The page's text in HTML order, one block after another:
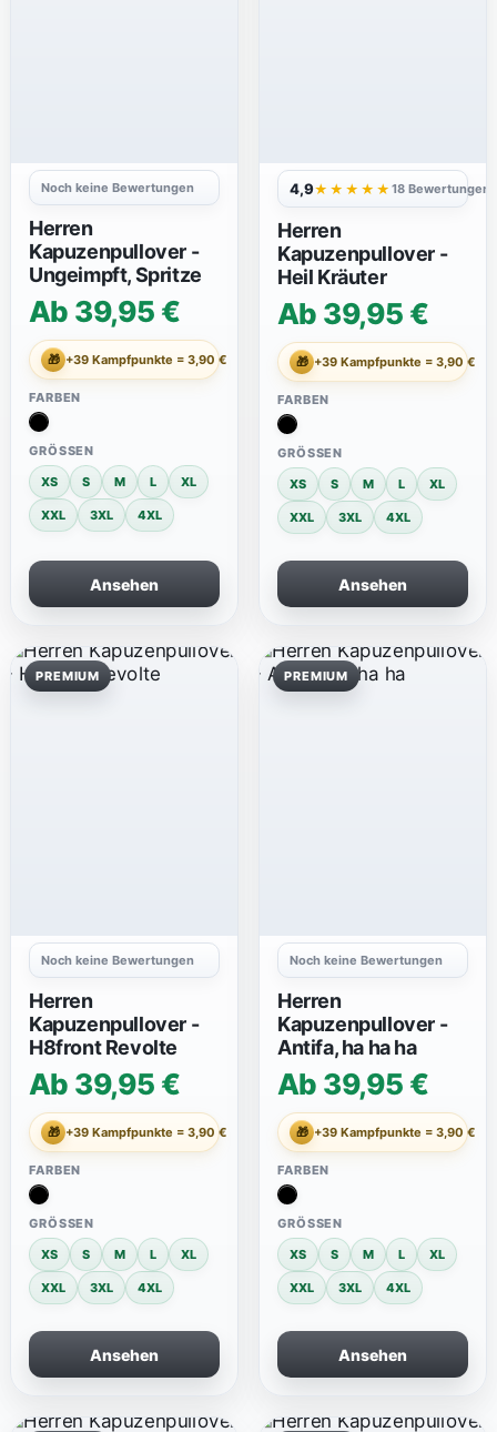
Noch keine Bewertungen
Herren
Kapuzenpullover -
Ungeimpft, Spritze
Ab 39,95 €
🎁 +39 Kampfpunkte = 3,90 €
FARBEN
GRÖSSEN
XS
S M L XL
XXL 3XL 4XL
Ansehen
4,9★★★★★ 18 Bewertungen
Herren
Kapuzenpullover -
Heil Kräuter
Ab 39,95 €
🎁 +39 Kampfpunkte = 3,90 €
FARBEN
GRÖSSEN
XS
S M L XL
XXL 3XL 4XL
Ansehen
PREMIUM
Noch keine Bewertungen
Herren
Kapuzenpullover -
H8front Revolte
Ab 39,95 €
🎁 +39 Kampfpunkte = 3,90 €
FARBEN
GRÖSSEN
XS
S M L XL
XXL 3XL 4XL
Ansehen
PREMIUM
Noch keine Bewertungen
Herren
Kapuzenpullover -
Antifa, ha ha ha
Ab 39,95 €
🎁 +39 Kampfpunkte = 3,90 €
FARBEN
GRÖSSEN
XS
S M L XL
XXL 3XL 4XL
Ansehen